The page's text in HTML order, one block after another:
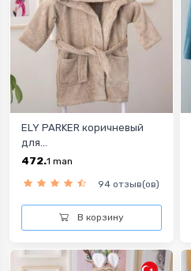
ELY PARKER коричневый
для...
472.1 man
94 отзыв(ов)
В корзину